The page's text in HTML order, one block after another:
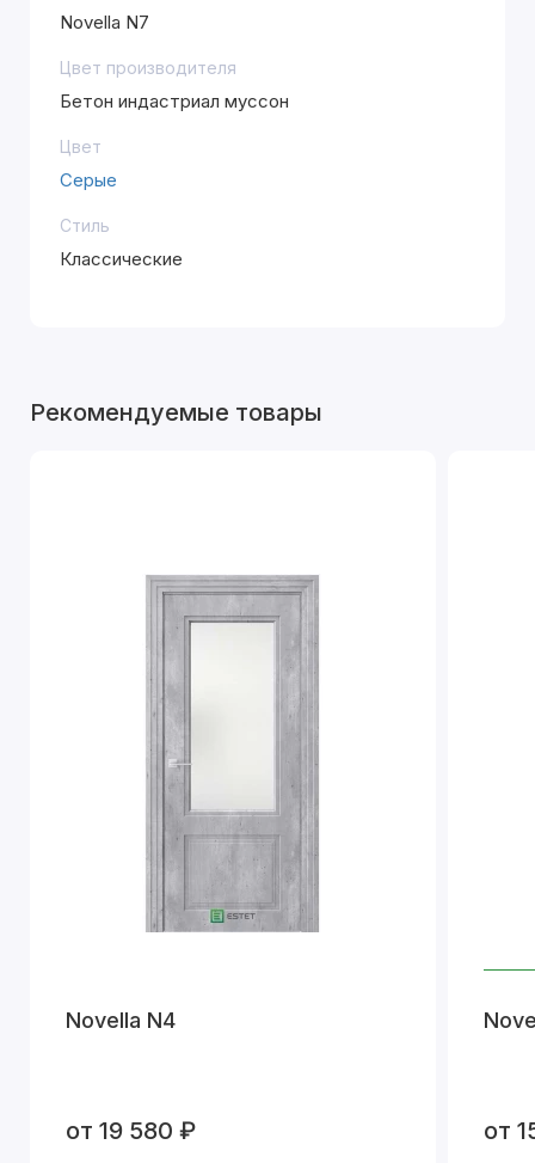
Novella N7
Цвет производителя
Бетон индастриал муссон
Цвет
Серые
Стиль
Классические
Рекомендуемые товары
Novella N4
от 19 580 ₽ от